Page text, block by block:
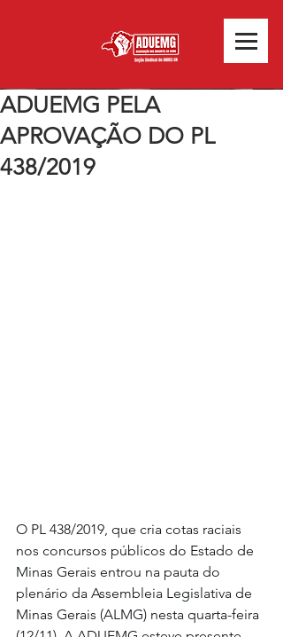
ADUEMG PELA
APROVAÇÃO DO PL
438/2019
O PL 438/2019, que cria cotas raciais
nos concursos públicos do Estado de
Minas Gerais entrou na pauta do
plenário da Assembleia Legislativa de
Minas Gerais (ALMG) nesta quarta-feira